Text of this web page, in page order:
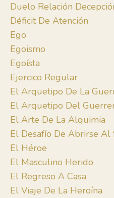
Duelo Relación
Déficit De Atención
Ego
Egoismo
Egoísta
Ejercico Regular
El Arquetipo De La
El Arquetipo Del
El Arte De La Alquimia
El Desafío De Abrirse Al
El Héroe
El Masculino Herido
El Regreso A Casa
El Viaje De La Heroína